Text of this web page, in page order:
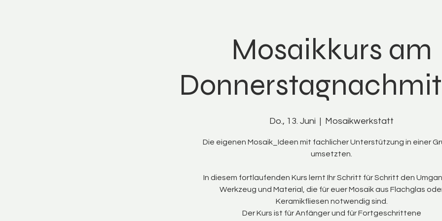
Mosaikkurs am
Do., 13. Juni
  |
Mosaikwerkstatt
Die eigenen Mosaik_Ideen mit fachlicher Unterstützung in einer
umsetzten.
In diesem fortlaufenden Kurs lernt Ihr Schritt für Schritt den
Werkzeug und Material, die für euer Mosaik aus Flachglas
Keramikfliesen notwendig sind.
Der Kurs ist für Anfänger und für Fortgeschrittene